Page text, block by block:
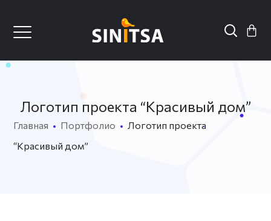
Логотип проекта “Красивый дом”
Главная Портфолио
Логотип проекта
“Красивый дом”